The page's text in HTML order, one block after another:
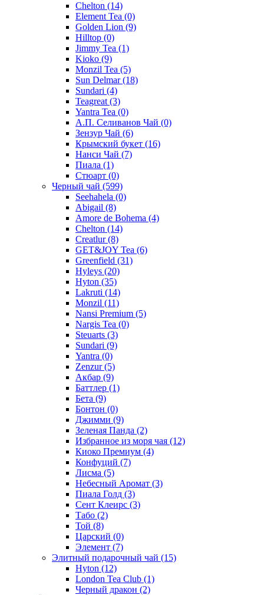
Chelton (14)
Element Tea (0)
Golden Lion (9)
Hilltop (0)
Jimmy Tea (1)
Kioko (9)
Monzil Tea (5)
Sun Delmar(18)
Sundari (4)
Teagreat (3)
Yantra Tea (0)
А.П. Селиванов Чай (0)
Зензур Чай (6)
Крымский букет (16)
Нанси Чай (7)
Пиала (1)
Стюарт (0)
Черный чай (599)
Seehahela (0)
Abigail (8)
Amore de Bohema (4)
Chelton (14)
Creatlur(8)
GET&JOY Tea (6)
Greenfield (31)
Hyleys (20)
Hyton (35)
Lakruti (14)
Monzil (11)
Nansi Premium (5)
Nargis Tea (0)
Steuarts (3)
Sundari (9)
Yantra (0)
Zenzur(5)
Акбар (9)
Баттлер (1)
Бета (9)
Бонтон (0)
Джимми (9)
Зеленая Панда (2)
Избранное из моря чая (12)
Киоко Премиум (4)
Конфуций (7)
Лисма (5)
Небесный Аромат (3)
Пиала Голд (3)
Сент Клеирс (3)
Табо (2)
Той (8)
Царский (0)
Элемент (7)
Элитный подарочный чай (15)
Hyton (12)
London Tea Club (1)
Черный дракон (2)